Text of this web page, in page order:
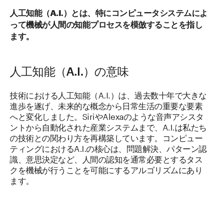
人工知能（A.I.）とは、特にコンピュータシステムによ
って機械が人間の知能プロセスを模倣することを指し
ます。
人工知能（A.I.）の意味
技術における人工知能（A.I.）は、過去数十年で大きな
進歩を遂げ、未来的な概念から日常生活の重要な要素
へと変化しました。SiriやAlexaのような音声アシスタ
ントから自動化された産業システムまで、A.I.は私たち
の技術との関わり方を再構築しています。コンピュー
ティングにおけるA.I.の核心は、問題解決、パターン認
識、意思決定など、人間の認知を通常必要とするタス
クを機械が行うことを可能にするアルゴリズムにあり
ます。